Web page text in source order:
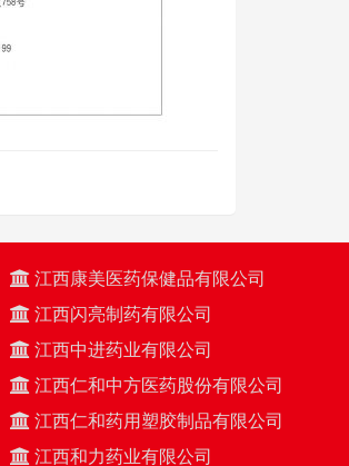
江西康美医药保健品有限公司
江西闪亮制药有限公司
江西中进药业有限公司
江西仁和中方医药股份有限公司
江西仁和药用塑胶制品有限公司
江西和力药业有限公司